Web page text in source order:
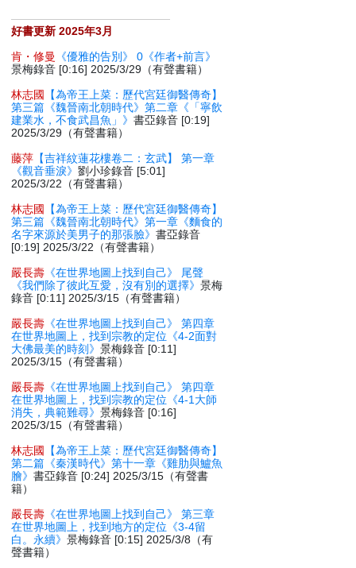
好書更新 2025年3月
肯・修曼
《優雅的告別》 0《作者+前言》
景梅錄音 [0:16] 2025/3/29（有聲書籍）
林志國
【為帝王上菜：歷代宮廷御醫傳奇】
第三篇《魏晉南北朝時代》第二章《「寧飲
建業水，不食武昌魚」》書亞錄音 [0:19]
2025/3/29（有聲書籍）
藤萍 【吉祥紋蓮花樓卷二：玄武】 第一章
《觀音垂淚》劉小珍錄音 [5:01]
2025/3/22（有聲書籍）
林志國
【為帝王上菜：歷代宮廷御醫傳奇】
第三篇《魏晉南北朝時代》第一章《麵食的
名字來源於美男子的那張臉》書亞錄音
[0:19] 2025/3/22（有聲書籍）
嚴長壽 《在世界地圖上找到自己》 尾聲
《我們除了彼此互愛，沒有別的選擇》景梅
錄音 [0:11] 2025/3/15（有聲書籍）
嚴長壽 《在世界地圖上找到自己》 第四章
在世界地圖上，找到宗教的定位《4-2面對
大佛最美的時刻》景梅錄音 [0:11]
2025/3/15（有聲書籍）
嚴長壽 《在世界地圖上找到自己》 第四章
在世界地圖上，找到宗教的定位《4-1大師
消失，典範難尋》景梅錄音 [0:16]
2025/3/15（有聲書籍）
林志國
【為帝王上菜：歷代宮廷御醫傳奇】
第二篇《秦漢時代》第十一章《雞肋與鱸魚
膾》書亞錄音 [0:24] 2025/3/15（有聲書
籍）
嚴長壽 《在世界地圖上找到自己》 第三章
在世界地圖上，找到地方的定位《3-4留
白。永續》景梅錄音 [0:15] 2025/3/8（有
聲書籍）